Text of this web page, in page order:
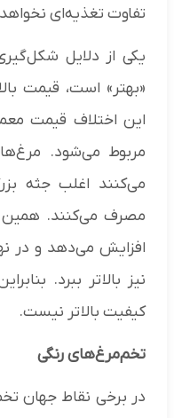
تفاوت تغذیه‌ای
یکی از دلایل
«بهتر» است، قیمت
این اختلاف قیمت
مربوط می‌شود.
می‌کنند اغلب جثه
مصرف می‌کنند. همین
افزایش می‌دهد و در
نیز بالاتر ببرد.
کیفیت بالاتر نیست.
تخم‌مرغ‌های رنگی
در برخی نقاط جهان